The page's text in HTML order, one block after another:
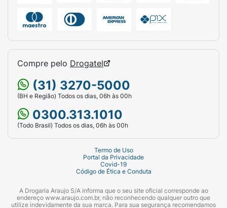
Compre pelo Drogatel
(31) 3270-5000
(BH e Região) Todos os dias, 06h às 00h
0300.313.1010
(Todo Brasil) Todos os dias, 06h às 00h
Termo de Uso
Portal da Privacidade
Covid-19
Código de Ética e Conduta
A Drogaria Araujo S/A informa que o seu site oficial corresponde ao
endereço www.araujo.com.br, não reconhecendo qualquer outro que
utilize indevidamente da sua marca. Para sua segurança recomendamos